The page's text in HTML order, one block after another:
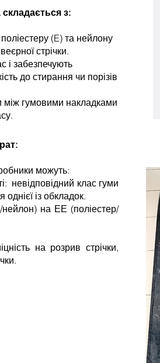
з:
(E) та нейлону
стрічки.
і забезпечують
до стирання чи порізів
гумовими накладками
можуть:
невідповідний клас гуми
із обкладок.
нейлон) на ЕЕ (поліестер/
на розрив стрічки,